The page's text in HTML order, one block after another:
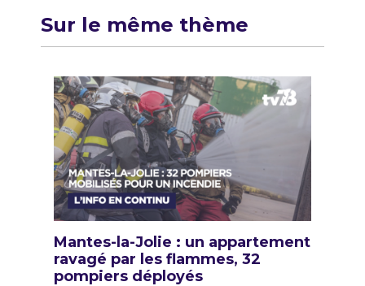
Sur le même thème
Mantes-la-Jolie : un appartement
ravagé par les flammes, 32
pompiers déployés